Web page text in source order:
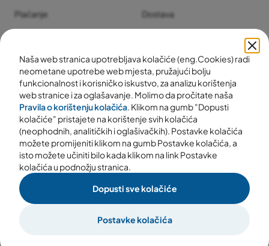
Naša web stranica upotrebljava kolačiće (eng.Cookies) radi
neometane upotrebe web mjesta, pružajući bolju
funkcionalnost i korisničko iskustvo, za analizu korištenja
web stranice i za oglašavanje. Molimo da pročitate naša
Pravila o korištenju kolačića. Klikom na gumb "Dopusti
kolačiće" pristajete na korištenje svih kolačića
(neophodnih, analitičkih i oglašivačkih). Postavke kolačića
možete promijeniti klikom na gumb Postavke kolačića, a
isto možete učiniti bilo kada klikom na link Postavke
kolačića u podnožju stranica.
Dopusti sve kolačiće
Postavke kolačića
Plaćanje
Dostava
© 2025 svijetvode.com
Uvjeti poslovanja